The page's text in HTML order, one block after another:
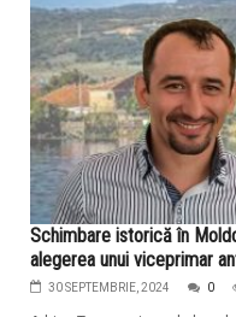
Schimbare istorică în
alegerea unui viceprimar
30 SEPTEMBRIE, 2024 0